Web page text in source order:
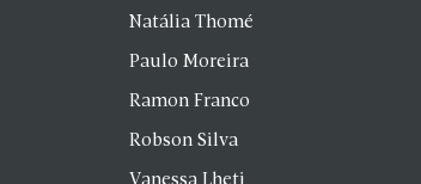
Natália Thomé
Paulo Moreira
Ramon Franco
Robson Silva